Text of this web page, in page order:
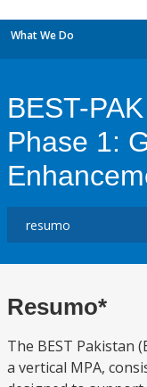
What We Do
BEST-
Phase 1:
Resumo*
The BEST Pakistan
a vertical MPA,